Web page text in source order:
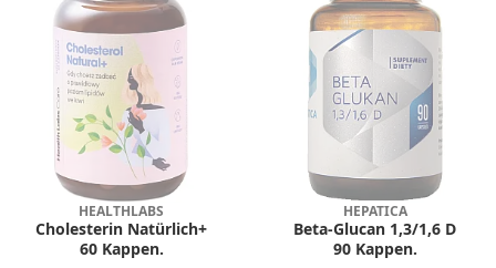
HEALTHLABS
Cholesterin Natürlich+
60 Kappen.
HEPATICA
Beta-Glucan 1,3/1,6 D
90 Kappen.